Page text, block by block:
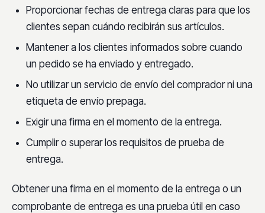
Proporcionar fechas de entrega claras para que los
clientes sepan cuándo recibirán sus artículos.
Mantener a los clientes informados sobre cuando
un pedido se ha enviado y entregado.
No utilizar un servicio de envío del comprador ni una
etiqueta de envío prepaga.
Exigir una firma en el momento de la entrega.
Cumplir o superar los requisitos de prueba de
entrega.
Obtener una firma en el momento de la entrega o un
comprobante de entrega es una prueba útil en caso